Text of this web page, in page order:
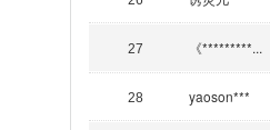
27 《*********...
28 yaoson***